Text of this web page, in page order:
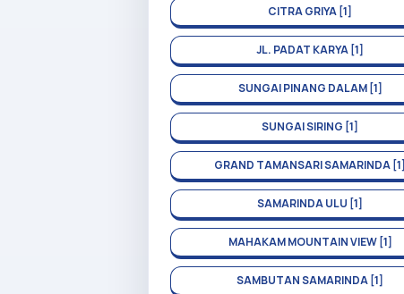
CITRA GRIYA [1]
JL. PADAT KARYA [1]
SUNGAI PINANG DALAM [1]
SUNGAI SIRING [1]
GRAND TAMANSARI SAMARINDA [1]
SAMARINDA ULU [1]
MAHAKAM MOUNTAIN VIEW [1]
SAMBUTAN SAMARINDA [1]